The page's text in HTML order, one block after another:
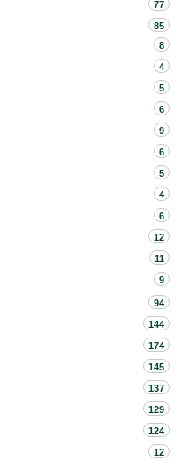
77
85
8
4
5
6
9
6
5
4
6
12
11
9
94
144
174
145
137
129
124
12